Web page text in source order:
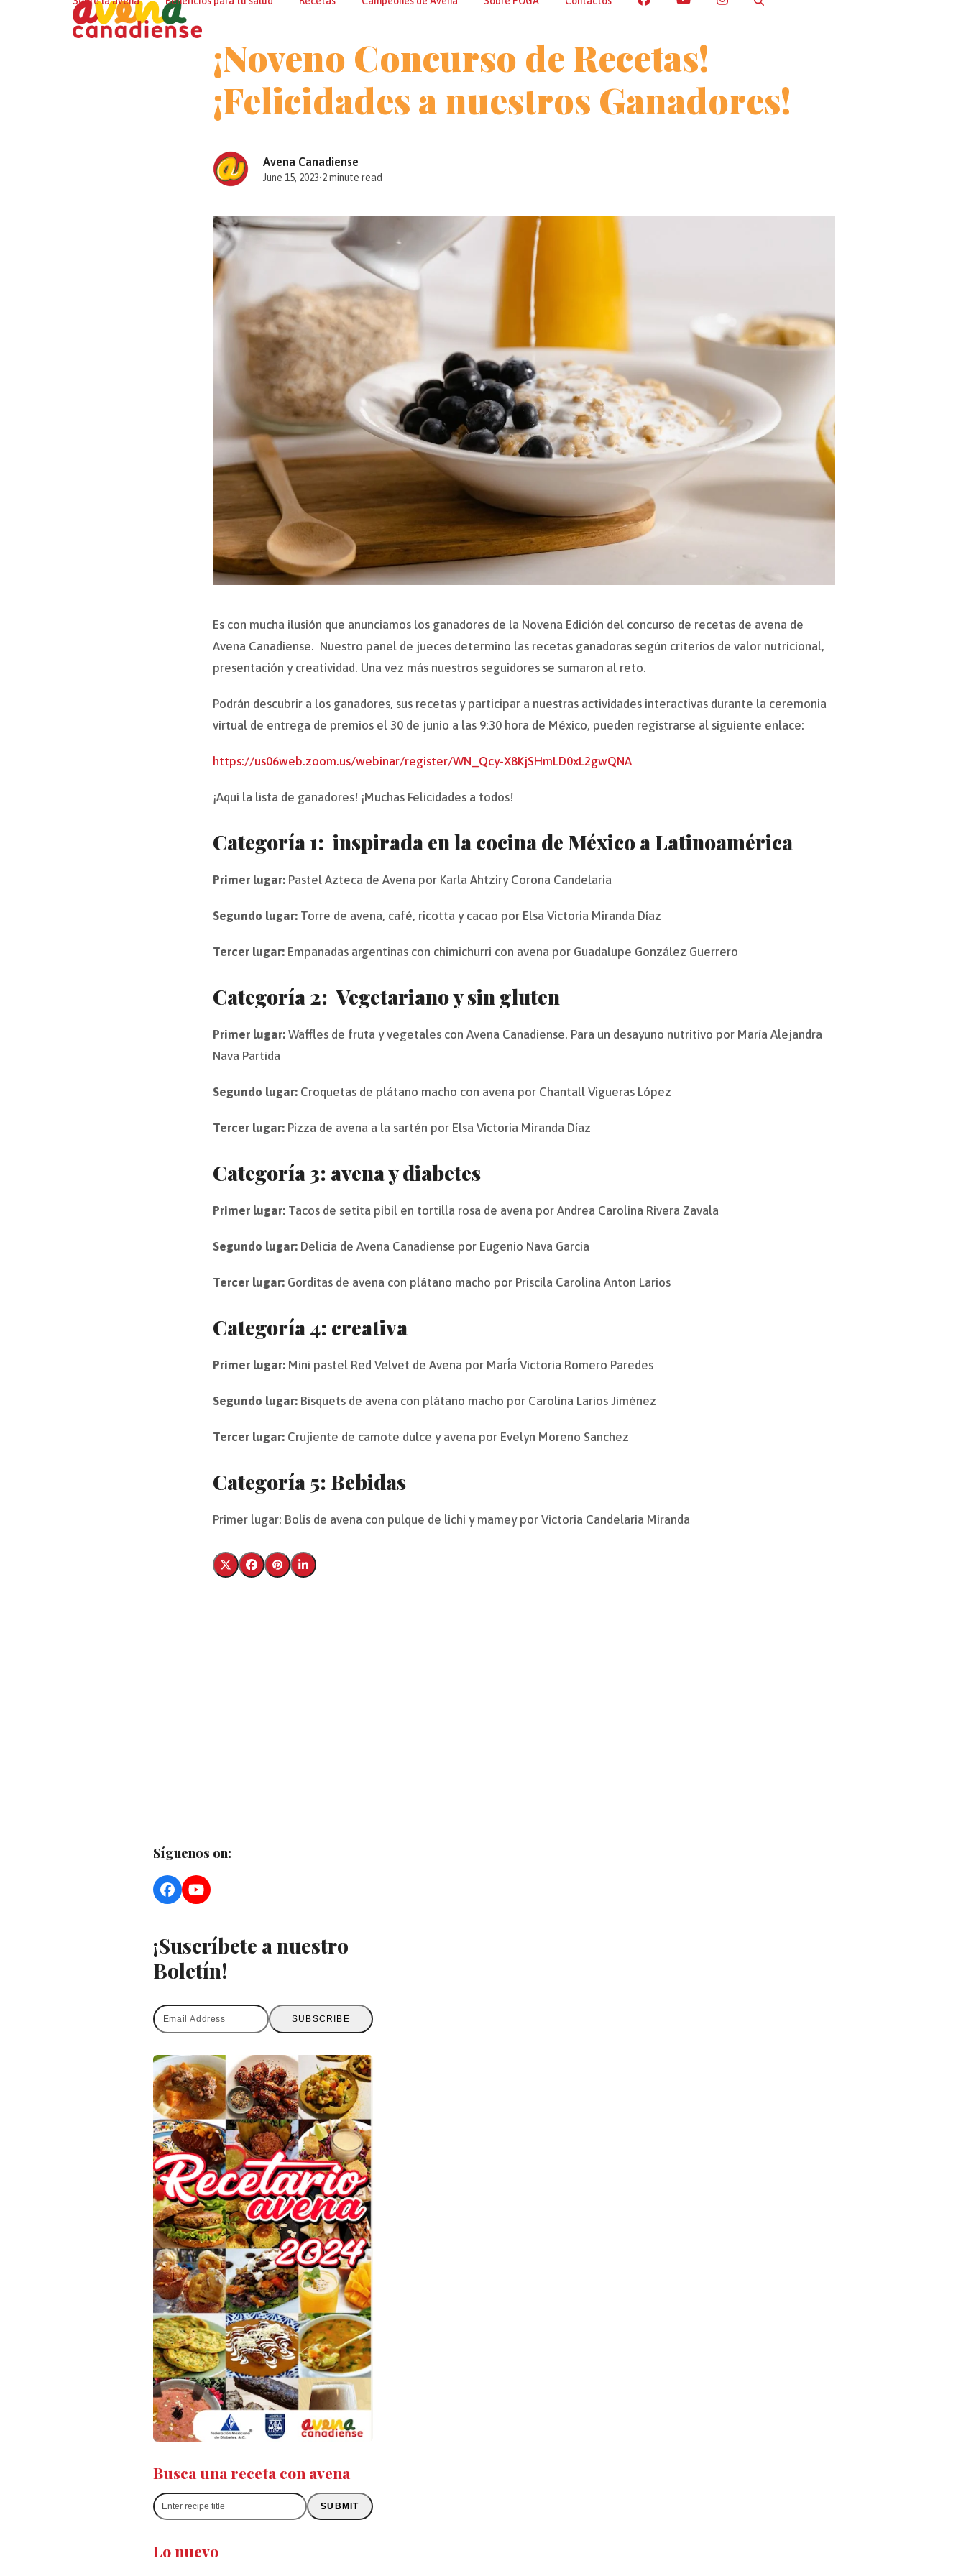
¡Noveno Concurso de Recetas!
¡Felicidades a nuestros Ganadores!
Avena Canadiense
June 15, 2023•2 minute read
Es con mucha ilusión que anunciamos los ganadores de la Novena Edición del concurso de recetas de avena de
Avena Canadiense. Nuestro panel de jueces determino las recetas ganadoras según criterios de valor nutricional,
presentación y creatividad. Una vez más nuestros seguidores se sumaron al reto.
Podrán descubrir a los ganadores, sus recetas y participar a nuestras actividades interactivas durante la ceremonia
virtual de entrega de premios el 30 de junio a las 9:30 hora de México, pueden registrarse al siguiente enlace:
https://us06web.zoom.us/webinar/register/WN_Qcy-X8KjSHmLD0xL2gwQNA
¡Aquí la lista de ganadores! ¡Muchas Felicidades a todos!
Categoría 1: inspirada en la cocina de México a Latinoamérica
Primer lugar:Pastel Azteca de Avena por Karla Ahtziry Corona Candelaria
Segundo lugar:Torre de avena, café, ricotta y cacao por Elsa Victoria Miranda Díaz
Tercer lugar: Empanadas argentinas con chimichurri con avena por Guadalupe González Guerrero
Categoría 2: Vegetariano y sin gluten
Primer lugar: Waffles de fruta y vegetales con Avena Canadiense. Para un desayuno nutritivo por María Alejandra
Nava Partida
Segundo lugar:Croquetas de plátano macho con avena por Chantall Vigueras López
Tercer lugar:Pizza de avena a la sartén por Elsa Victoria Miranda Díaz
Categoría 3: avena y diabetes
Primer lugar:Tacos de setita pibil en tortilla rosa de avena por Andrea Carolina Rivera Zavala
Segundo lugar:Delicia de Avena Canadiense por Eugenio Nava Garcia
Tercer lugar:Gorditas de avena con plátano macho por Priscila Carolina Anton Larios
Categoría 4: creativa
Primer lugar: Mini pastel Red Velvet de Avena por MarÍa Victoria Romero Paredes
Segundo lugar:Bisquets de avena con plátano macho por Carolina Larios Jiménez
Tercer lugar:Crujiente de camote dulce y avena por Evelyn Moreno Sanchez
Categoría 5: Bebidas
Primer lugar: Bolis de avena con pulque de lichi y mamey por Victoria Candelaria Miranda
Síguenos on:
Facebook
YouTube
¡Suscríbete a nuestro
Boletín!
Email
Address
SUBSCRIBE
Busca una receta con avena
Enter
recipe
SUBMIT
Lo nuevo